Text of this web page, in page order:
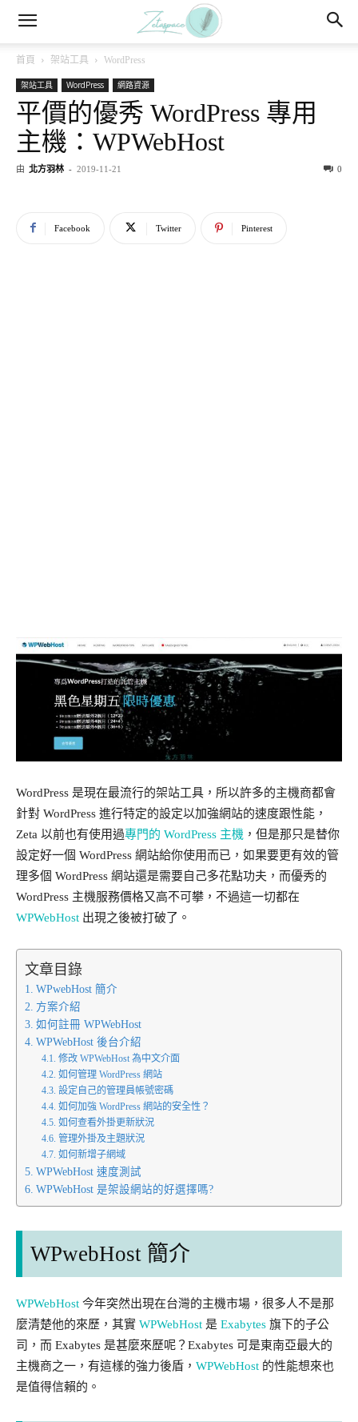
首頁 架站工具 WordPress
架站工具 WordPress 網路資源
平價的優秀 WordPress 專用
主機：WPWebHost
由 北方羽林 - 2019-11-21 0
Facebook Twitter Pinterest
WordPress 是現在最流行的架站工具，所以許多的主機商都會
針對 WordPress 進行特定的設定以加強網站的速度跟性能，
Zeta 以前也有使用過專門的 WordPress 主機 ，但是那只是替你
設定好一個 WordPress 網站給你使用而已，如果要更有效的管
理多個 WordPress 網站還是需要自己多花點功夫，而優秀的
WordPress 主機服務價格又高不可攀，不過這一切都在
WPWebHost 出現之後被打破了。
文章目錄
WPwebHost 簡介
方案介紹
如何註冊 WPWebHost
WPWebHost 後台介紹
修改 WPWebHost 為中文介面
如何管理 WordPress 網站
設定自己的管理員帳號密碼
如何加強 WordPress 網站的安全性？
如何查看外掛更新狀況
管理外掛及主題狀況
如何新增子網域
WPWebHost 速度測試
WPWebHost 是架設網站的好選擇嗎?
WPwebHost 簡介
WPWebHost 今年突然出現在台灣的主機市場，很多人不是那
麼清楚他的來歷，其實 WPWebHost 是 Exabytes 旗下的子公
司，而 Exabytes 是甚麼來歷呢？Exabytes 可是東南亞最大的
主機商之一，有這樣的強力後盾， WPWebHost 的性能想來也
是值得信賴的。